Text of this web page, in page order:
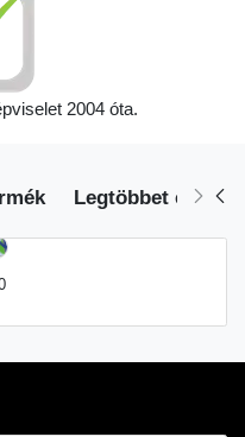
2004 óta.
Legtöbbet eladott